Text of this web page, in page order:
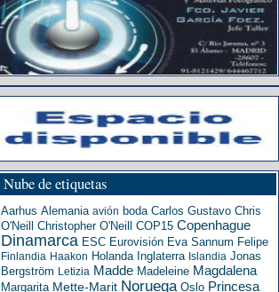
Nube de etiquetas
Aarhus Alemania avión boda Carlos Gustavo Chris
O'Neill
Christopher O'Neill COP15 Copenhague
Dinamarca ESC Eurovisión Eva Sannum Felipe
Finlandia Haakon Holanda Inglaterra Islandia Jonas
Bergström Letizia Madde Madeleine Magdalena
Margarita Mette-Marit Noruega Oslo Princesa